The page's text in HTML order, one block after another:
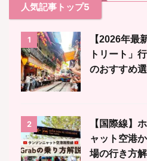
人気記事トップ5
1
【2026年最
トリート」
のおすすめ
2
【国際線】
ャット空港
場の行き方